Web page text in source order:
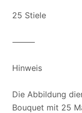
25 Stiele
⸻
Hinweis
Die Abbildung
Bouquet mit 25